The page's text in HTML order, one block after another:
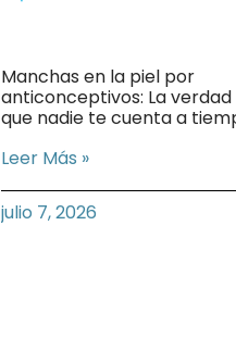
Manchas en la piel por
anticonceptivos: La verdad
que nadie te cuenta a
Leer Más »
julio 7, 2026